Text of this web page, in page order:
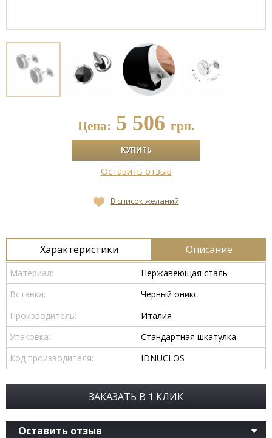
Цена: 5 506 грн.
Оставить отзыв
В список желаний
Характеристики Описание
Материал:
Нержавеющая сталь
Вставка:
Черный оникс
Производитель:
Италия
Упаковка:
Стандартная шкатулка
Код производителя:
IDNUCLOS
ЗАКАЗАТЬ В 1 КЛИК
Оставить отзыв